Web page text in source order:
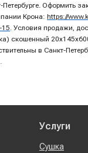
Оформить
Крона: https://
15. Условия продажи,
скошенный
в Санкт-
Услуги
Сушка